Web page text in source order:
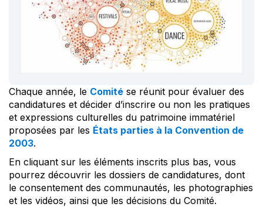
Chaque année, le Comité se réunit pour évaluer des
candidatures et décider d’inscrire ou non les pratiques
et expressions culturelles du patrimoine immatériel
proposées par les États parties à la Convention de
2003.
En cliquant sur les éléments inscrits plus bas, vous
pourrez découvrir les dossiers de candidatures, dont
le consentement des communautés, les photographies
et les vidéos, ainsi que les décisions du Comité.